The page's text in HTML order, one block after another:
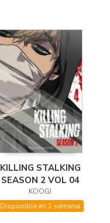
KILLING STALKING
SEASON 2 VOL 04
KOOGI
Disponible en 1 semana